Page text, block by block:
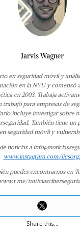
Jarvis Wagner
en seguridad móvil y
en la NYU y comenzó
en 2003. Trabaja
para empresas de
incluye investigar sobre
También tiene un
seguridad móvil y
noticias a
www.instagram.com/
puedes encontrarnos en
Share this...